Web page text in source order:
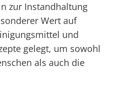
zur Instandhaltung
Wert auf
und
gelegt, um sowohl
als auch die